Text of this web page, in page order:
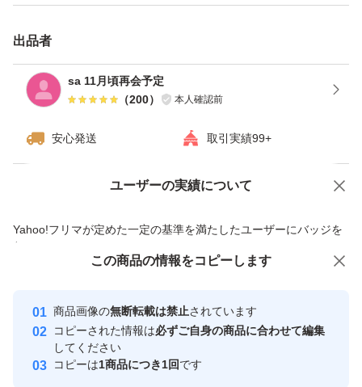
レゼント 居酒屋 業務用 食べ物 レトルト インスタント
出品者
sa 11月頃再会予定
（200） 本人確認前
安心発送 取引実績99+
ユーザーの実績について
Yahoo!フリマが定めた一定の基準を満たしたユーザーにバッジを
付与しています
安心取引出品者
心・安全なユーザーです
取引実績
価格の相談 商品への質問
この商品の情報をコピーします
商品画像の無断転載は禁止されています
コピーされた情報は必ずご自身の商品に合わせて編集
してください
コピーは1商品につき1回です
この商品をみている人にオススメ